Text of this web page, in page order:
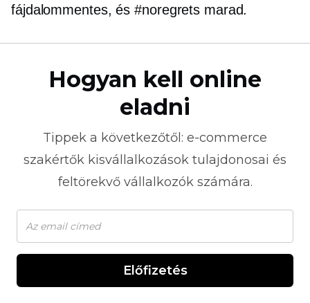
fájdalommentes, és #noregrets marad.
Hogyan kell online
eladni
Tippek a következőtől: e-commerce
szakértők kisvállalkozások tulajdonosai és
feltörekvő vállalkozók számára.
Előfizetés